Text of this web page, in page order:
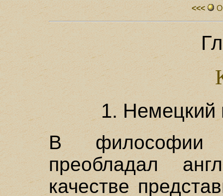
<<<
1. Немецкий
В философии
преобладал
качестве